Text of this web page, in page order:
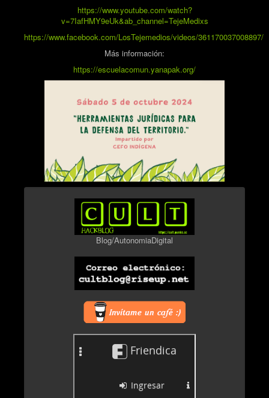
https://www.youtube.com/watch?
v=7IafHMY9eUk&ab_channel=TejeMedixs
https://www.facebook.com/LosTejemedios/videos/361170037008897/
Más información:
https://escuelacomun.yanapak.org/
Blog/AutonomiaDigital